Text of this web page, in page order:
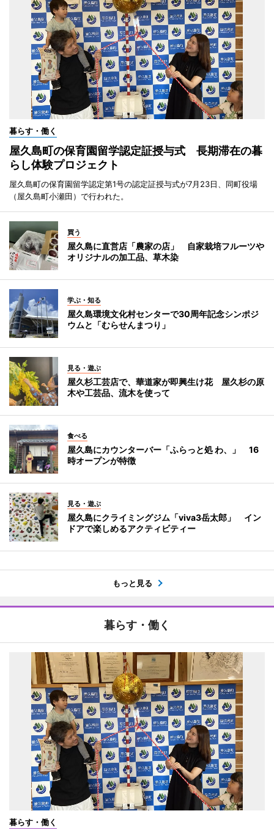
暮らす・働く
屋久島町の保育園留学認定証授与式 長期滞在の暮
らし体験プロジェクト
屋久島町の保育園留学認定第1号の認定証授与式が7月23日、同町役場
（屋久島町小瀬田）で行われた。
買う
屋久島に直営店「農家の店」 自家栽培フルーツや
オリジナルの加工品、草木染
学ぶ・知る
屋久島環境文化村センターで30周年記念シンポジ
ウムと「むらせんまつり」
見る・遊ぶ
屋久杉工芸店で、華道家が即興生け花 屋久杉の原
木や工芸品、流木を使って
食べる
屋久島にカウンターバー「ふらっと処 わ、」 16
時オープンが特徴
見る・遊ぶ
屋久島にクライミングジム「viva3岳太郎」 イン
ドアで楽しめるアクティビティー
もっと見る
暮らす・働く
暮らす・働く